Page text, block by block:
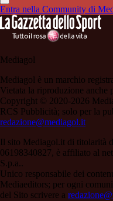
Entra nella Community di
Mediagol
Mediagol è un marchio
Vietata la riproduzione anche
Copyright © 2020-2026
RCS Pubblicità; solo per la
redazione@mediagol.it
Il sito Mediagol.it di titolarità
06198340827, è affiliato al
S.p.a..
Unico responsabile dei
Mediaeditors; per ogni
del Sito scrivere a